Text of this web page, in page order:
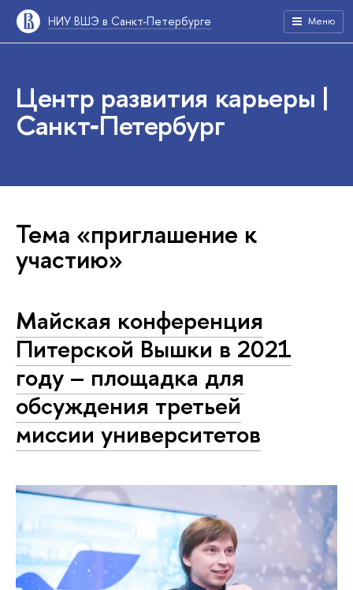
НИУ ВШЭ в Санкт-Петербурге Меню
Центр развития карьеры |
Санкт‑Петербург
Тема «приглашение к
участию»
Майская конференция
Питерской Вышки в 2021
году ― площадка для
обсуждения третьей
миссии университетов